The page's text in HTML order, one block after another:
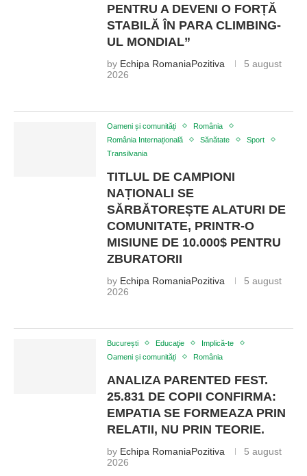
PENTRU A DEVENI O FORȚĂ
STABILĂ ÎN PARA CLIMBING-
UL MONDIAL”
by Echipa RomaniaPozitiva
5 august
2026
Oameni și comunități
România
România Internațională
Sănătate
Sport
Transilvania
TITLUL DE CAMPIONI
NAȚIONALI SE
SĂRBĂTOREȘTE ALATURI DE
COMUNITATE, PRINTR-O
MISIUNE DE 10.000$ PENTRU
ZBURATORII
by Echipa RomaniaPozitiva
5 august
2026
București Educaţie
Implică-te
Oameni și comunități
România
ANALIZA PARENTED FEST.
25.831 DE COPII CONFIRMA:
EMPATIA SE FORMEAZA PRIN
RELATII, NU PRIN TEORIE.
by Echipa RomaniaPozitiva
5 august
2026